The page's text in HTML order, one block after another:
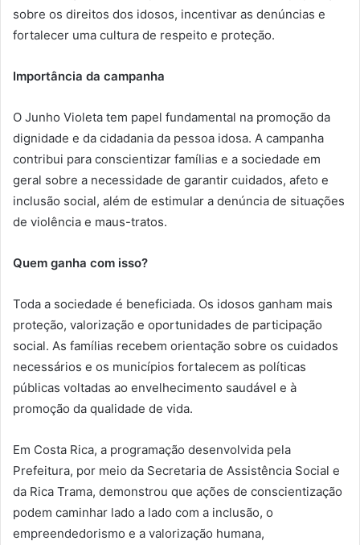
sobre os direitos dos idosos, incentivar as denúncias e
fortalecer uma cultura de respeito e proteção.
Importância da campanha
O Junho Violeta tem papel fundamental na promoção da
dignidade e da cidadania da pessoa idosa. A campanha
contribui para conscientizar famílias e a sociedade em
geral sobre a necessidade de garantir cuidados, afeto e
inclusão social, além de estimular a denúncia de situações
de violência e maus-tratos.
Quem ganha com isso?
Toda a sociedade é beneficiada. Os idosos ganham mais
proteção, valorização e oportunidades de participação
social. As famílias recebem orientação sobre os cuidados
necessários e os municípios fortalecem as políticas
públicas voltadas ao envelhecimento saudável e à
promoção da qualidade de vida.
Em Costa Rica, a programação desenvolvida pela
Prefeitura, por meio da Secretaria de Assistência Social e
da Rica Trama, demonstrou que ações de conscientização
podem caminhar lado a lado com a inclusão, o
empreendedorismo e a valorização humana,